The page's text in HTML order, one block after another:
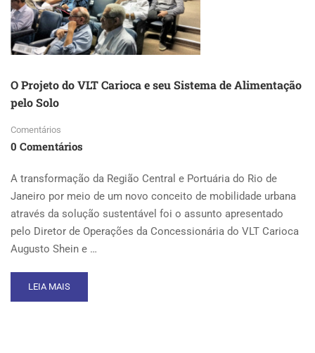
O Projeto do VLT Carioca e seu Sistema de Alimentação
pelo Solo
Comentários
0 Comentários
A transformação da Região Central e Portuária do Rio de
Janeiro por meio de um novo conceito de mobilidade urbana
através da solução sustentável foi o assunto apresentado
pelo Diretor de Operações da Concessionária do VLT Carioca
Augusto Shein e …
READ
MORE
LEIA MAIS